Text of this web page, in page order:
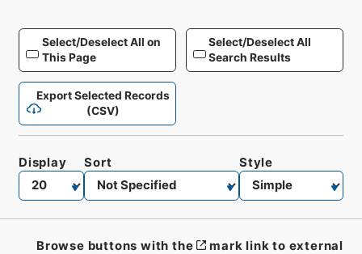
Select/Deselect All on
This Page
Select/Deselect All
Search Results
Export Selected Records
(CSV)
Display Sort Style
Browse buttons with the
mark link to external